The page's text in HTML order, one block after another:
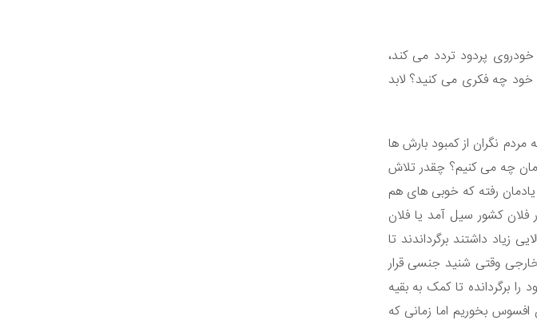
پردود تردد می کند،
چه فکری می کنید؟ لابد
نگران از کمبود بارش ها
چه می کنیم؟ چقدر تلاش
یادمان رفته که خوبی های هم
فلان کشور سیل آمد یا فلان
زیاد داشتند برگرداندند تا
خارجی وقتی شنید جنسی قرار
برگردانده تا کمک به بقیه
بخوریم اما زمانی که